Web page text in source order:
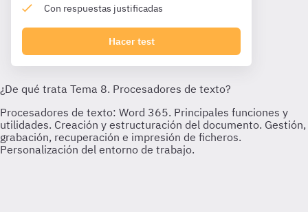
Con respuestas justificadas
Hacer test